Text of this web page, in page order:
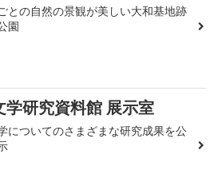
との自然の景観が美しい大和基地跡
園
学研究資料館 展示室
についてのさまざまな研究成果を公